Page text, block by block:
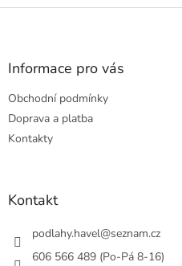
Z
Informace pro vás
Obchodní podmínky
Doprava a platba
Kontakty
Kontakt
podlahy.havel@seznam.cz
606 566 489 (Po-Pá 8-16)